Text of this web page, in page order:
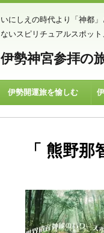
いにしえの時代より「神都
ないスピリチュアルスポット
伊勢神宮参拝の
伊勢開運旅を愉しむ
「 熊野